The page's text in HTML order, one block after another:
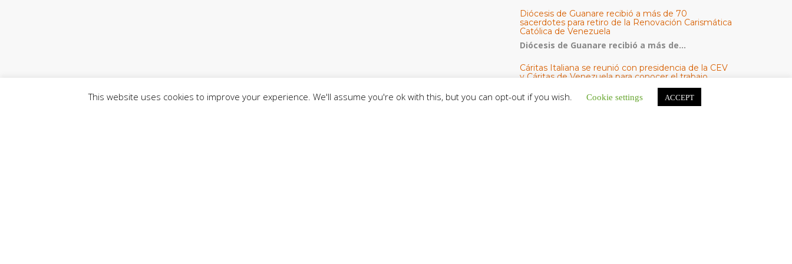
Diócesis de Guanare recibió a más de 70
sacerdotes para retiro de la Renovación Carismática
Católica de Venezuela
Diócesis de Guanare recibió a más de...
Cáritas Italiana se reunió con presidencia de la CEV
y Cáritas de Venezuela para conocer el trabajo
Una delegación encabezada por el padre Marco...
This website uses cookies to improve your experience. We'll assume you're ok with this, but you can opt-out if you wish. Cookie settings ACCEPT